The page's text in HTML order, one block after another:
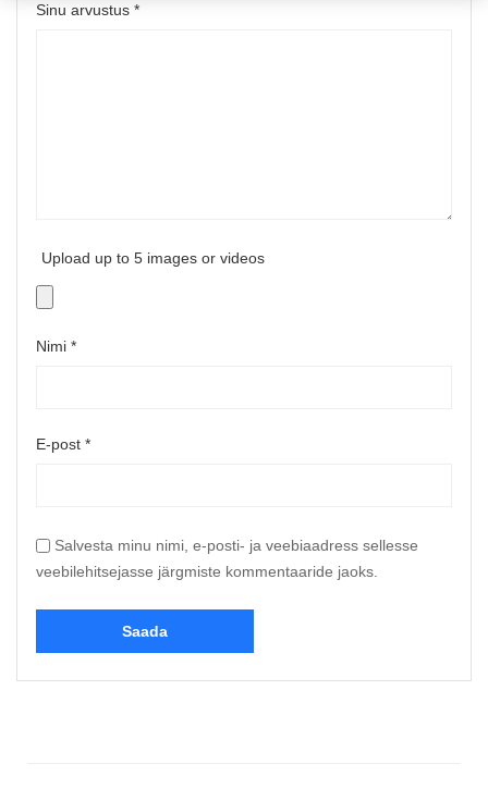
Sinu arvustus *
Upload up to 5 images or videos
Nimi *
E-post *
Salvesta minu nimi, e-posti- ja veebiaadress sellesse
veebilehitsejasse järgmiste kommentaaride jaoks.